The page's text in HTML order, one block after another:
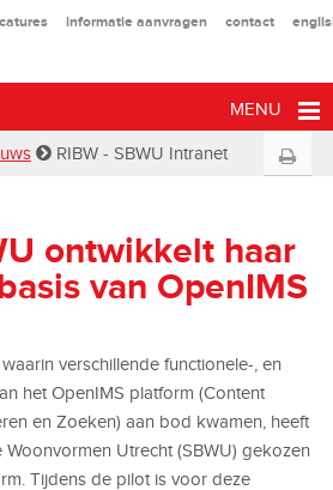
informatie aanvragen contact
MENU
RIBW - SBWU Intranet
ontwikkelt haar
van OpenIMS
verschillende functionele-, en
het OpenIMS platform (Content
en Zoeken) aan bod kwamen, heeft
Utrecht (SBWU) gekozen
Tijdens de pilot is voor deze